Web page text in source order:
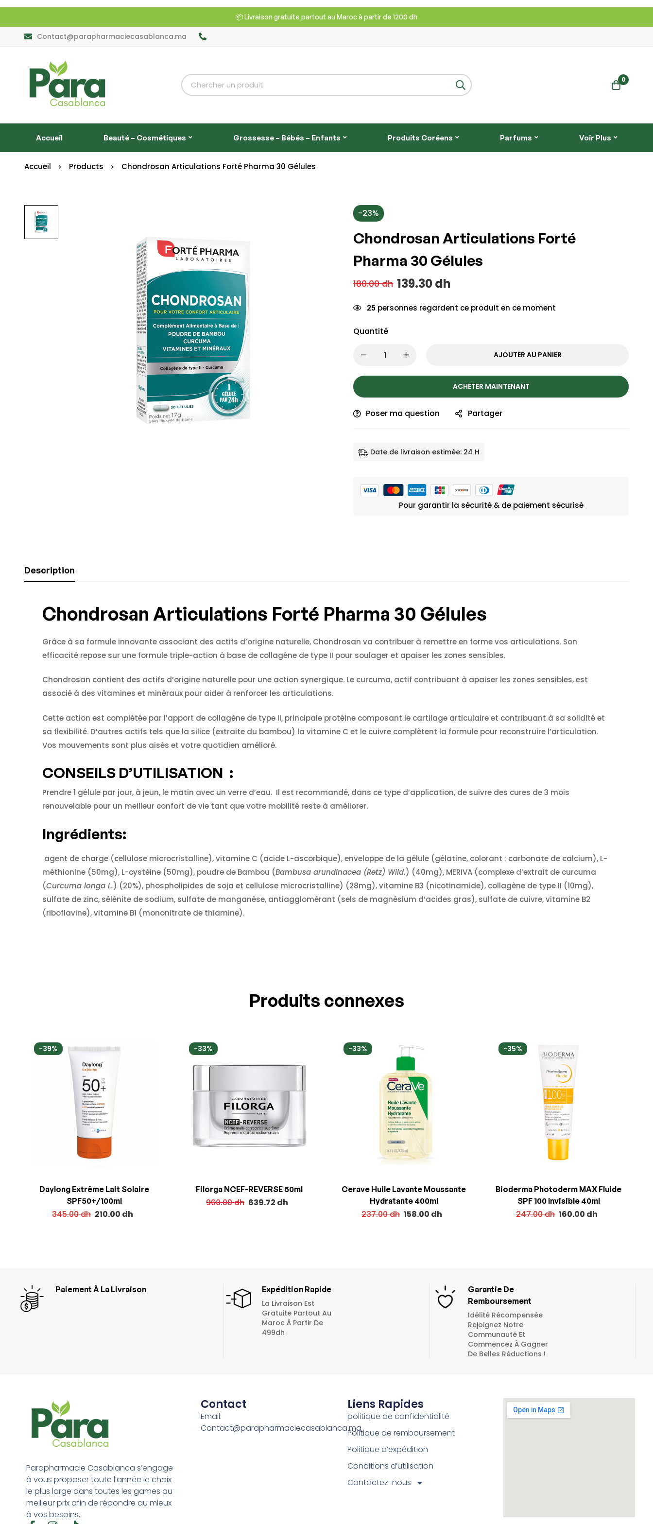
📦 Livraison gratuite partout au Maroc à partir de 1200 dh
Contact@parapharmaciecasablanca.ma
0
Accueil Beauté – Cosmétiques Grossesse – Bébés – Enfants Produits Coréens Parfums Voir Plus
Accueil Products Chondrosan Articulations Forté Pharma 30 Gélules
-23%
Chondrosan Articulations Forté
Pharma 30 Gélules
180.00dh 139.30dh
25 personnes regardent ce produit en ce moment
Quantité
AJOUTER AU PANIER
ACHETER MAINTENANT
Poser ma question Partager
Date de livraison estimée: 24 H
Pour garantir la sécurité & de paiement sécurisé
Description
Chondrosan Articulations Forté Pharma 30 Gélules
Grâce à sa formule innovante associant des actifs d’origine naturelle, Chondrosan va contribuer à remettre en forme vos articulations. Son
efficacité repose sur une formule triple-action à base de collagène de type II pour soulager et apaiser les zones sensibles.
Chondrosan contient des actifs d’origine naturelle pour une action synergique. Le curcuma, actif contribuant à apaiser les zones sensibles, est
associé à des vitamines et minéraux pour aider à renforcer les articulations.
Cette action est complétée par l’apport de collagène de type II, principale protéine composant le cartilage articulaire et contribuant à sa solidité et
sa flexibilité. D’autres actifs tels que la silice (extraite du bambou) la vitamine C et le cuivre complètent la formule pour reconstruire l’articulation.
Vos mouvements sont plus aisés et votre quotidien amélioré.
CONSEILS D’UTILISATION :
Prendre 1 gélule par jour, à jeun, le matin avec un verre d’eau. Il est recommandé, dans ce type d’application, de suivre des cures de 3 mois
renouvelable pour un meilleur confort de vie tant que votre mobilité reste à améliorer.
Ingrédients:
agent de charge (cellulose microcristalline), vitamine C (acide L-ascorbique), enveloppe de la gélule (gélatine, colorant : carbonate de calcium), L-
méthionine (50mg), L-cystéine (50mg), poudre de Bambou (Bambusa arundinacea (Retz) Wild.) (40mg), MERIVA (complexe d’extrait de curcuma
(Curcuma longa L.) (20%), phospholipides de soja et cellulose microcristalline) (28mg), vitamine B3 (nicotinamide), collagène de type II (10mg),
sulfate de zinc, sélénite de sodium, sulfate de manganèse, antiagglomérant (sels de magnésium d’acides gras), sulfate de cuivre, vitamine B2
(riboflavine), vitamine B1 (mononitrate de thiamine).
Produits connexes
-39%
Daylong Extrême Lait Solaire
SPF50+/100ml
345.00dh 210.00 dh
-33%
Filorga NCEF-REVERSE 50ml
960.00dh 639.72 dh
-33%
Cerave Huile Lavante Moussante
Hydratante 400ml
237.00dh 158.00 dh
-35%
Bioderma Photoderm MAX Fluide
SPF 100 Invisible 40ml
247.00dh 160.00 dh
Paiement À La Livraison
Expédition Rapide
La Livraison Est
Gratuite Partout Au
Maroc À Partir De
499dh
Garantie De
Remboursement
Idélité Récompensée
Rejoignez Notre
Communauté Et
Commencez À Gagner
De Belles Réductions !
Parapharmacie Casablanca s’engage
à vous proposer toute l’année le choix
le plus large dans toutes les games au
meilleur prix afin de répondre au mieux
à vos besoins.
Contact
Email:
Contact@parapharmaciecasablanca.ma
Liens Rapides
politique de confidentialité
Politique de remboursement
Politique d’expédition
Conditions d’utilisation
Contactez-nous